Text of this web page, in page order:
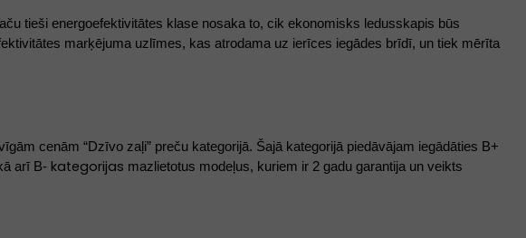
tieši energoefektivitātes klase nosaka to, cik ekonomisks ledusskapis būs
marķējuma uzlīmes, kas atrodama uz ierīces iegādes brīdī, un tiek mērīta
arī B- kategorijas mazlietotus modeļus, kuriem ir 2 gadu garantija un veikts